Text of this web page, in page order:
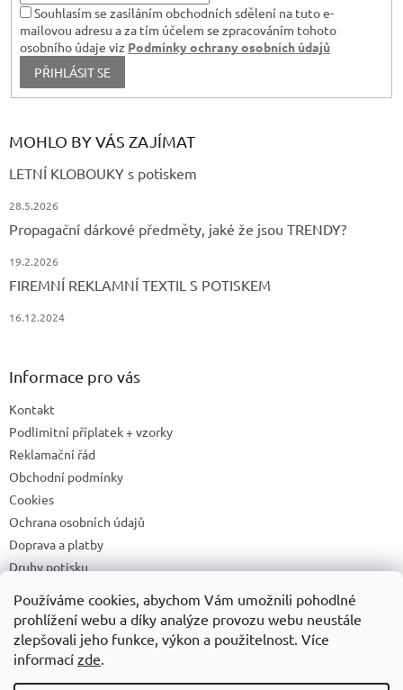
Používáme cookies, abychom Vám umožnili pohodlné
prohlížení webu a díky analýze provozu webu neustále
zlepšovali jeho funkce, výkon a použitelnost. Více
informací zde.
Souhlasím se zasíláním obchodních sdělení na tuto e-
mailovou adresu a za tím účelem se zpracováním tohoto
osobního údaje viz Podmínky ochrany osobních údajů
PŘIHLÁSIT SE
MOHLO BY VÁS ZAJÍMAT
LETNÍ KLOBOUKY s potiskem
28.5.2026
Propagační dárkové předměty, jaké že jsou TRENDY?
19.2.2026
FIREMNÍ REKLAMNÍ TEXTIL S POTISKEM
16.12.2024
Informace pro vás
Kontakt
Podlimitní příplatek + vzorky
Reklamační řád
Obchodní podmínky
Cookies
Ochrana osobních údajů
Doprava a platby
Druhy potisku
Recyklační příspěvky a zpětný odběr elektrozařízení/baterií